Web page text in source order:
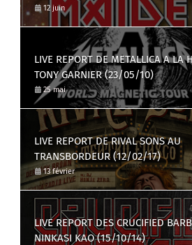
12 juin
LIVE REPORT DE METALLICA A LA
TONY GARNIER (23/05/10)
25 mai
LIVE REPORT DE RIVAL SONS AU
TRANSBORDEUR (12/02/17)
13 février
LIVE REPORT DES CRUCIFIED
NINKASI KAO (15/10/14)